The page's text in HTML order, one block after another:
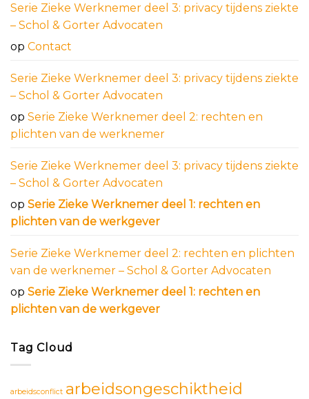
Serie Zieke Werknemer deel 3: privacy tijdens ziekte
– Schol & Gorter Advocaten
op Contact
Serie Zieke Werknemer deel 3: privacy tijdens ziekte
– Schol & Gorter Advocaten
op Serie Zieke Werknemer deel 2: rechten en
plichten van de werknemer
Serie Zieke Werknemer deel 3: privacy tijdens ziekte
– Schol & Gorter Advocaten
op Serie Zieke Werknemer deel 1: rechten en
plichten van de werkgever
Serie Zieke Werknemer deel 2: rechten en plichten
van de werknemer – Schol & Gorter Advocaten
op Serie Zieke Werknemer deel 1: rechten en
plichten van de werkgever
Tag Cloud
arbeidsconflict arbeidsongeschiktheid